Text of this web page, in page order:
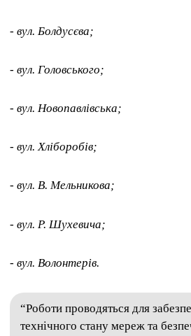
- вул. Болдусєва;
- вул. Головського;
- вул. Новопавлівська;
- вул. Хліборобів;
- вул. В. Мельникова;
- вул. Р. Шухевича;
- вул. Волонтерів.
“Роботи проводяться для
технічного стану мереж та